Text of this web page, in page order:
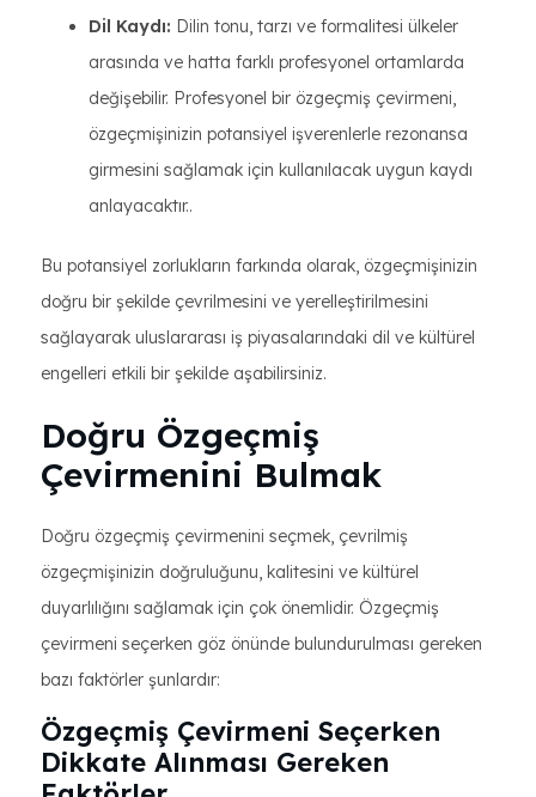
Dil Kaydı: Dilin tonu, tarzı ve formalitesi ülkeler
arasında ve hatta farklı profesyonel ortamlarda
değişebilir. Profesyonel bir özgeçmiş çevirmeni,
özgeçmişinizin potansiyel işverenlerle rezonansa
girmesini sağlamak için kullanılacak uygun kaydı
anlayacaktır..
Bu potansiyel zorlukların farkında olarak, özgeçmişinizin
doğru bir şekilde çevrilmesini ve yerelleştirilmesini
sağlayarak uluslararası iş piyasalarındaki dil ve kültürel
engelleri etkili bir şekilde aşabilirsiniz.
Doğru Özgeçmiş
Çevirmenini Bulmak
Doğru özgeçmiş çevirmenini seçmek, çevrilmiş
özgeçmişinizin doğruluğunu, kalitesini ve kültürel
duyarlılığını sağlamak için çok önemlidir. Özgeçmiş
çevirmeni seçerken göz önünde bulundurulması gereken
bazı faktörler şunlardır:
Özgeçmiş Çevirmeni Seçerken
Dikkate Alınması Gereken